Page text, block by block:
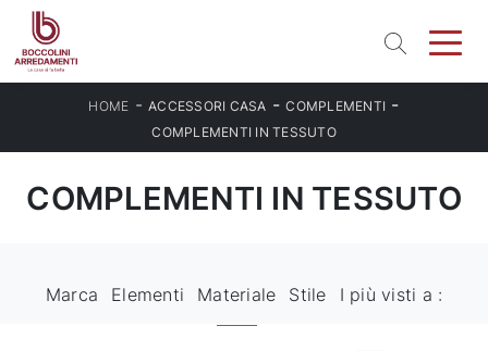
HOME -ACCESSORI CASA -COMPLEMENTI -
COMPLEMENTI IN TESSUTO
COMPLEMENTI IN TESSUTO
Marca Elementi Materiale Stile I più visti a :